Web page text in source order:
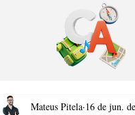
Mateus Pitela 16 de jun.